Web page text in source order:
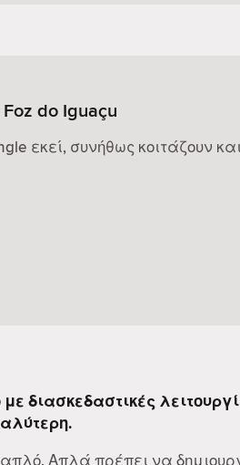
do Iguaçu
εκεί, συνήθως κοιτάζουν
διασκεδαστικές
Απλά πρέπει να